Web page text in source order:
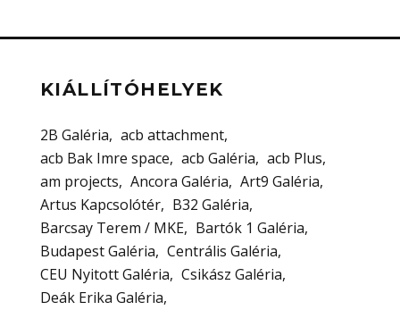
KIÁLLÍTÓHELYEK
2B Galéria
acb attachment
acb Bak Imre space
acb Galéria
acb Plus
am projects
Ancora Galéria
Art9 Galéria
Artus Kapcsolótér
B32 Galéria
Barcsay Terem / MKE
Bartók 1 Galéria
Budapest Galéria
Centrális Galéria
CEU Nyitott Galéria
Csikász Galéria
Deák Erika Galéria